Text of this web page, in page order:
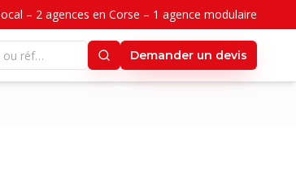
– 2 agences en Corse – 1 agence modulaire
Demander un devis